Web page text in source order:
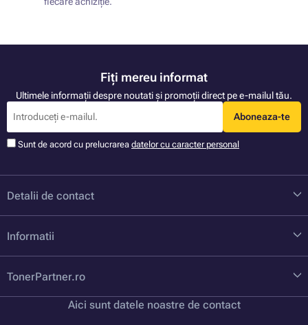
Fiți mereu informat
Ultimele informații despre noutati și promoții direct pe e-mailul tău.
Aboneaza-te
Sunt de acord cu prelucrarea datelor cu caracter personal
Detalii de contact
Informatii
TonerPartner.ro
Aici sunt datele noastre de contact